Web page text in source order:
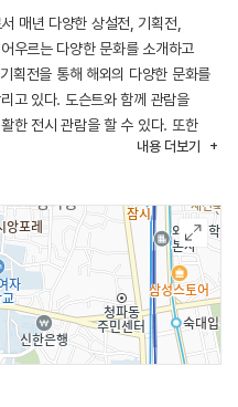
매년 다양한 상설전, 기획전,
우르는 다양한 문화를 소개하고
획전을 통해 해외의 다양한 문화를
고 있다. 도슨트와 함께 관람을
한 전시 관람을 할 수 있다. 또한
프로그램을 개발하고 진행하여
.
내용 더보기